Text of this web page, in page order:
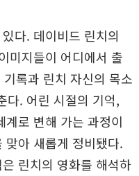
다. 데이비드 린치의
미지들이 어디에서 출
록과 린치 자신의 목소
다. 어린 시절의 기억,
로 변해 가는 과정이
아 새롭게 정비됐다.
린치의 영화를 해석하